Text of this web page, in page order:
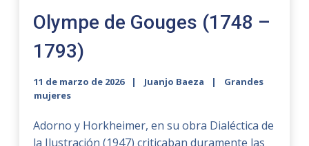
Olympe de Gouges (1748 –
1793)
11 de marzo de 2026 Juanjo Baeza
Grandes
mujeres
Adorno y Horkheimer, en su obra Dialéctica de
la Ilustración (1947) criticaban duramente las